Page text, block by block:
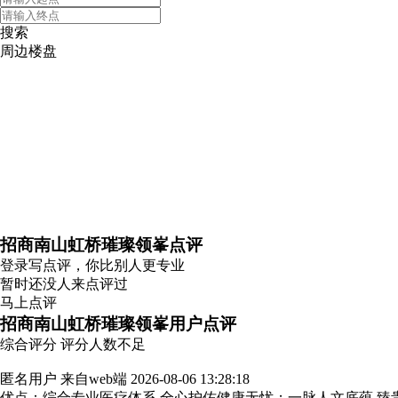
搜索
周边楼盘
招商南山虹桥璀璨领峯点评
登录写点评，你比别人更专业
暂时还没人来点评过
马上点评
招商南山虹桥璀璨领峯用户点评
综合评分 评分人数不足
匿名用户 来自web端 2026-08-06 13:28:18
优点：综合专业医疗体系 全心护佑健康无忧；一脉人文底蕴